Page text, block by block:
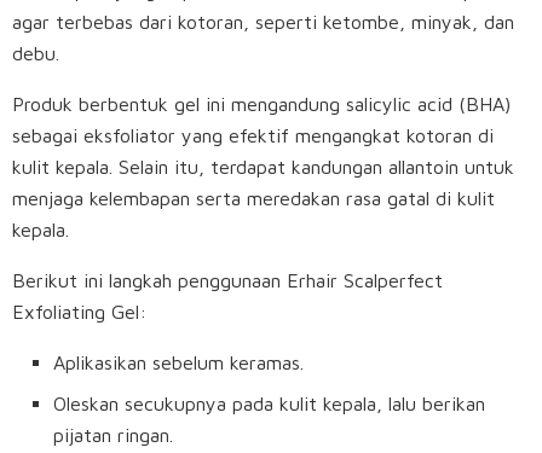
agar terbebas dari kotoran, seperti ketombe, minyak, dan
debu.
Produk berbentuk gel ini mengandung salicylic acid (BHA)
sebagai eksfoliator yang efektif mengangkat kotoran di
kulit kepala. Selain itu, terdapat kandungan allantoin untuk
menjaga kelembapan serta meredakan rasa gatal di kulit
kepala.
Berikut ini langkah penggunaan Erhair Scalperfect
Exfoliating Gel:
Aplikasikan sebelum keramas.
Oleskan secukupnya pada kulit kepala, lalu berikan
pijatan ringan.